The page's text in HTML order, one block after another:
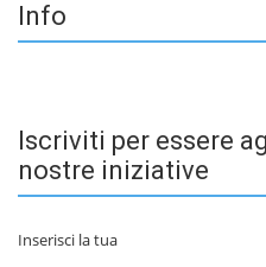
Info
Iscriviti per essere
nostre iniziative
Inserisci la tua